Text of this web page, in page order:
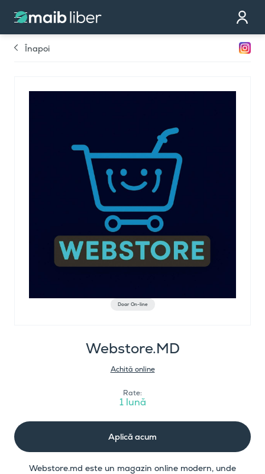
Contact
Devino partener
Înapoi
Doar On-line
Webstore.MD
Achită online
Rate:
1 lună
Aplică acum
Webstore.md este un magazin online modern, unde